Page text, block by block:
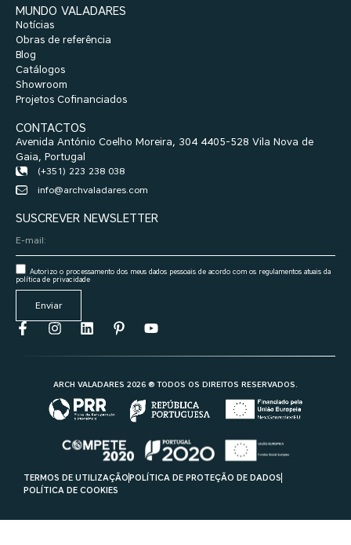
MUNDO VALADARES
Notícias
Obras de referência
Blog
Catálogos
Showroom
Projetos Cofinanciados
CONTACTOS
Avenida António Coelho Moreira, 304 4405-528 Vila Nova de
Gaia, Portugal
(+351) 223 238 038
info@archvaladares.com
SUSCREVER NEWSLETTER
Autorizo o processamento dos meus dados pessoais de acordo com os regulamentos atuais da
política de privacidade
Enviar
ARCH VALADARES 2026 ® TODOS OS DIREITOS RESERVADOS.
TERMOS DE UTILIZAÇÃOPOLÍTICA DE PROTEÇÃO DE DADOS
POLÍTICA DE COOKIES